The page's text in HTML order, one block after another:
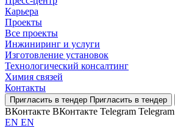
Карьера
Проекты
Все проекты
Инжиниринг и услуги
Изготовление установок
Технологический консалтинг
Химия связей
Контакты
Пригласить в тендер Пригласить в тендер
ВКонтакте ВКонтакте Telegram Telegram
EN EN